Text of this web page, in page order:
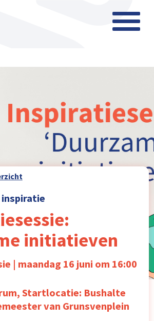
inspiratie
initiatieven
| maandag 16 juni om 16:00
Startlocatie: Bushalte
van Grunsvenplein